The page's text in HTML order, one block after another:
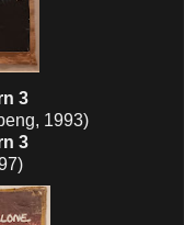
3
1993)
3